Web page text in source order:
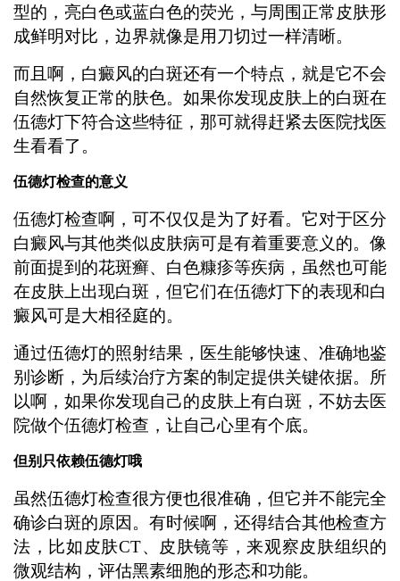
型的，亮白色或蓝白色的荧光，与周围正常皮肤形
成鲜明对比，边界就像是用刀切过一样清晰。
而且啊，白癜风的白斑还有一个特点，就是它不会
自然恢复正常的肤色。如果你发现皮肤上的白斑在
伍德灯下符合这些特征，那可就得赶紧去医院找医
生看看了。
伍德灯检查的意义
伍德灯检查啊，可不仅仅是为了好看。它对于区分
白癜风与其他类似皮肤病可是有着重要意义的。像
前面提到的花斑癣、白色糠疹等疾病，虽然也可能
在皮肤上出现白斑，但它们在伍德灯下的表现和白
癜风可是大相径庭的。
通过伍德灯的照射结果，医生能够快速、准确地鉴
别诊断，为后续治疗方案的制定提供关键依据。所
以啊，如果你发现自己的皮肤上有白斑，不妨去医
院做个伍德灯检查，让自己心里有个底。
但别只依赖伍德灯哦
虽然伍德灯检查很方便也很准确，但它并不能完全
确诊白斑的原因。有时候啊，还得结合其他检查方
法，比如皮肤CT、皮肤镜等，来观察皮肤组织的
微观结构，评估黑素细胞的形态和功能。